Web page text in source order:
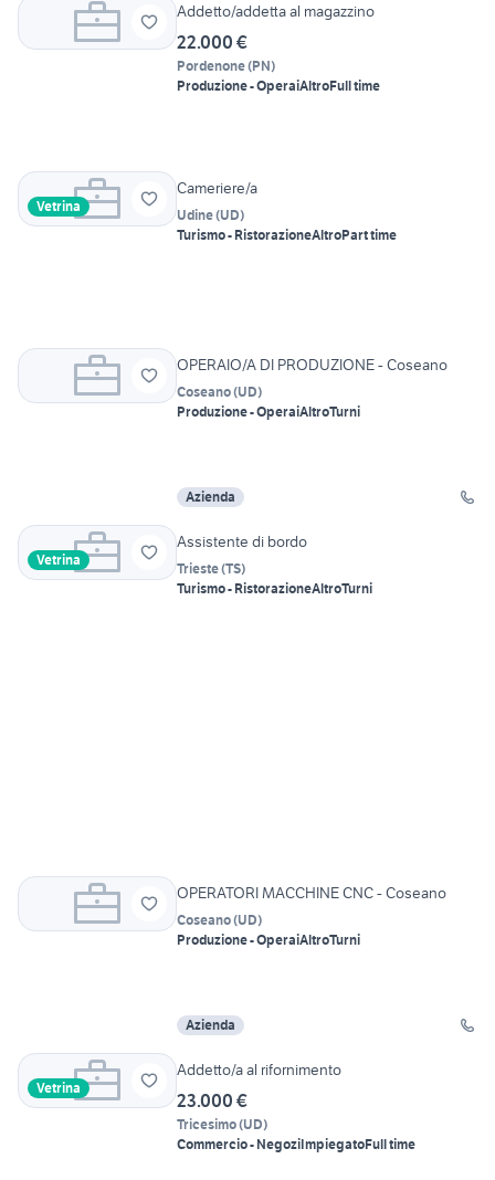
Addetto/addetta al magazzino
22.000 €
Pordenone(PN)
Produzione - OperaiAltroFull time
Vetrina
Cameriere/a
Udine(UD)
Turismo - RistorazioneAltroPart time
OPERAIO/A DI PRODUZIONE - Coseano
Coseano(UD)
Produzione - OperaiAltroTurni
Azienda
Vetrina
Assistente di bordo
Trieste(TS)
Turismo - RistorazioneAltroTurni
OPERATORI MACCHINE CNC - Coseano
Coseano(UD)
Produzione - OperaiAltroTurni
Azienda
Vetrina
Addetto/a al rifornimento
23.000 €
Tricesimo(UD)
Commercio - NegoziImpiegatoFull time